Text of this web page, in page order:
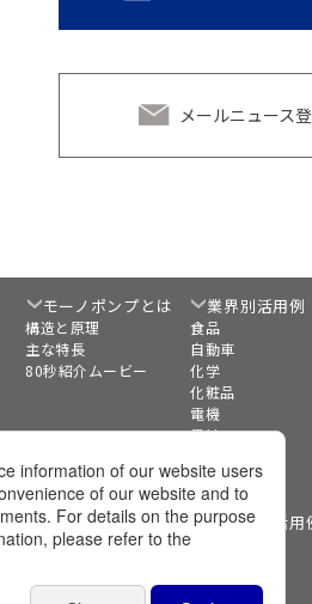
メールニュース
モーノポンプとは
構造と原理
主な特長
80秒紹介ムービー
業界別活用例
食品
自動車
化学
化粧品
電機
電池
水処理
バイオマス
移送液別活用